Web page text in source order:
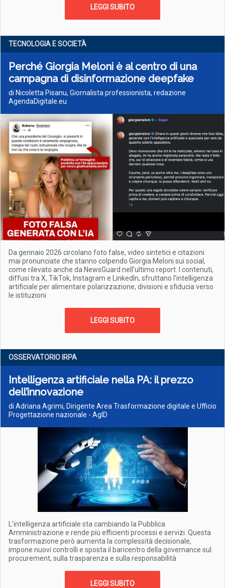
LEGGI SUBITO
TECNOLOGIA E SOCIETÀ
Perché Giorgia Meloni è al centro di una
campagna di disinformazione deepfake
di Nicoletta Pisanu, Giornalista professionista, redazione
AgendaDigitale.eu
Da gennaio 2026 circolano foto false, video sintetici e citazioni
mai pronunciate che stanno colpendo Giorgia Meloni sui social,
come rilevato anche da NewsGuard nell'ultimo report. I contenuti,
diffusi tra X, TikTok, Instagram e LinkedIn, sfruttano l’intelligenza
artificiale per alimentare polarizzazione, divisioni e sfiducia verso
le istituzioni
LEGGI SUBITO
OSSERVATORIO IRPA
Intelligenza artificiale nella PA: il prezzo
dell’innovazione
di Adriana Agrimi, Dirigente Area Trasformazione digitale e Ufficio
Progettazione nazionale - AgID
L’intelligenza artificiale sta cambiando la Pubblica
Amministrazione e rende più efficienti processi e servizi. Questa
trasformazione però aumenta la complessità decisionale,
impone nuovi controlli e sposta il baricentro della governance sul
procurement, sulla trasparenza e sulla responsabilità
LEGGI SUBITO